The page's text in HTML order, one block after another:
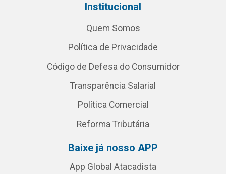
Institucional
Quem Somos
Política de Privacidade
Código de Defesa do Consumidor
Transparência Salarial
Política Comercial
Reforma Tributária
Baixe já nosso APP
App Global Atacadista